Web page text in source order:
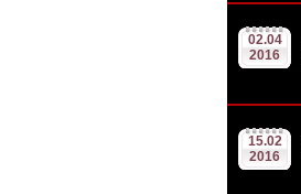
02.04
2016
15.02
2016